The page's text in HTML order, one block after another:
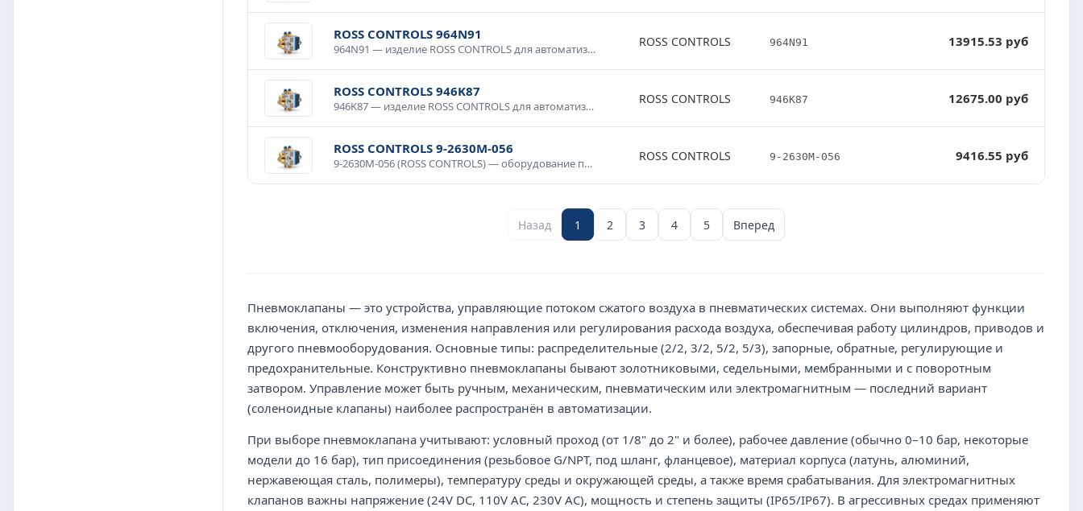
ROSS CONTROLS 964N91
964N91 — изделие ROSS CONTROLS для автоматизации и промышленной электроники. Качественное исполнение, стабильные параметры, долговечность. Используется в системах управления, контрольном оборудовании, промышленных комплексах. Проверено в условиях промышленной эксплуатации, рекомендовано для ответственных применений.
ROSS CONTROLS 964N91 13915.53 руб
ROSS CONTROLS 946K87
946K87 — изделие ROSS CONTROLS для автоматизации и промышленной электроники. Качественное исполнение, стабильные параметры, долговечность. Используется в системах управления, контрольном оборудовании, промышленных комплексах. Проверено в условиях промышленной эксплуатации, рекомендовано для ответственных применений.
ROSS CONTROLS 946K87 12675.00 руб
ROSS CONTROLS 9-2630M-056
9-2630M-056 (ROSS CONTROLS) — оборудование промышленного класса с гарантией качества. Надежная конструкция, продолжительный срок службы, соответствие международным стандартам. Используется в промышленной автоматике, системах диспетчеризации, производственном оборудовании. Доставка по России, консультация специалиста.
ROSS CONTROLS 9-2630M-056 9416.55 руб
Назад 1 2 3 4 5 Вперед
Пневмоклапаны — это устройства, управляющие потоком сжатого воздуха в пневматических системах. Они выполняют функции
включения, отключения, изменения направления или регулирования расхода воздуха, обеспечивая работу цилиндров, приводов и
другого пневмооборудования. Основные типы: распределительные (2/2, 3/2, 5/2, 5/3), запорные, обратные, регулирующие и
предохранительные. Конструктивно пневмоклапаны бывают золотниковыми, седельными, мембранными и с поворотным
затвором. Управление может быть ручным, механическим, пневматическим или электромагнитным — последний вариант
(соленоидные клапаны) наиболее распространён в автоматизации.
При выборе пневмоклапана учитывают: условный проход (от 1/8" до 2" и более), рабочее давление (обычно 0–10 бар, некоторые
модели до 16 бар), тип присоединения (резьбовое G/NPT, под шланг, фланцевое), материал корпуса (латунь, алюминий,
нержавеющая сталь, полимеры), температуру среды и окружающей среды, а также время срабатывания. Для электромагнитных
клапанов важны напряжение (24V DC, 110V AC, 230V AC), мощность и степень защиты (IP65/IP67). В агрессивных средах применяют